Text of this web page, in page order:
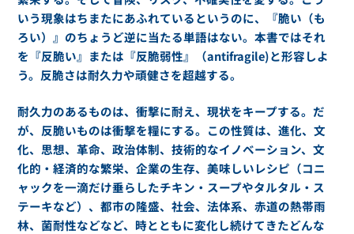
いう現象はちまたにあふれているというのに、『脆い（も
ろい）』のちょうど逆に当たる単語はない。本書ではそれ
を『反脆い』または『反脆弱性』（antifragile)と形容しよ
う。反脆さは耐久力や頑健さを超越する。
耐久力のあるものは、衝撃に耐え、現状をキープする。だ
が、反脆いものは衝撃を糧にする。この性質は、進化、文
化、思想、革命、政治体制、技術的なイノベーション、文
化的・経済的な繁栄、企業の生存、美味しいレシピ（コニ
ャックを一滴だけ垂らしたチキン・スープやタルタル・ス
テーキなど）、都市の隆盛、社会、法体系、赤道の熱帯雨
林、菌耐性などなど、時とともに変化し続けてきたどんな